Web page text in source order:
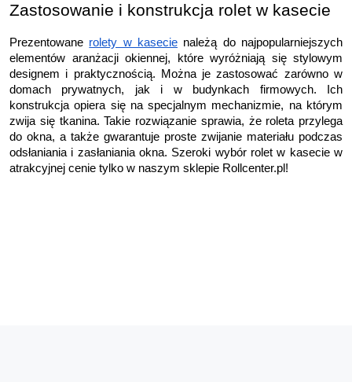
Zastosowanie i konstrukcja rolet w kasecie
Prezentowane rolety w kasecie należą do najpopularniejszych
elementów aranżacji okiennej, które wyróżniają się stylowym
designem i praktycznością. Można je zastosować zarówno w
domach prywatnych, jak i w budynkach firmowych. Ich
konstrukcja opiera się na specjalnym mechanizmie, na którym
zwija się tkanina. Takie rozwiązanie sprawia, że roleta przylega
do okna, a także gwarantuje proste zwijanie materiału podczas
odsłaniania i zasłaniania okna. Szeroki wybór rolet w kasecie w
atrakcyjnej cenie tylko w naszym sklepie Rollcenter.pl!